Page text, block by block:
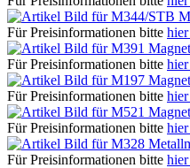
Für Preisinformationen bitte
Für Preisinformationen bitte
Für Preisinformationen bitte
Für Preisinformationen bitte
Für Preisinformationen bitte